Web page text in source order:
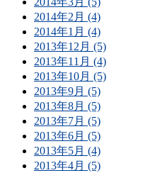
2014年2月 (4)
2014年1月 (4)
2013年12月 (5)
2013年11月 (4)
2013年10月 (5)
2013年9月 (5)
2013年8月 (5)
2013年7月 (5)
2013年6月 (5)
2013年5月 (4)
2013年4月 (5)